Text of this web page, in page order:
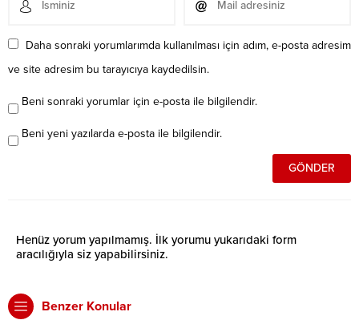
Daha sonraki yorumlarımda kullanılması için adım, e-posta adresim
ve site adresim bu tarayıcıya kaydedilsin.
Beni sonraki yorumlar için e-posta ile bilgilendir.
Beni yeni yazılarda e-posta ile bilgilendir.
Henüz yorum yapılmamış. İlk yorumu yukarıdaki form
aracılığıyla siz yapabilirsiniz.
Benzer Konular